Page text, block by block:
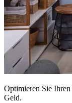
Optimieren Sie
Geld.